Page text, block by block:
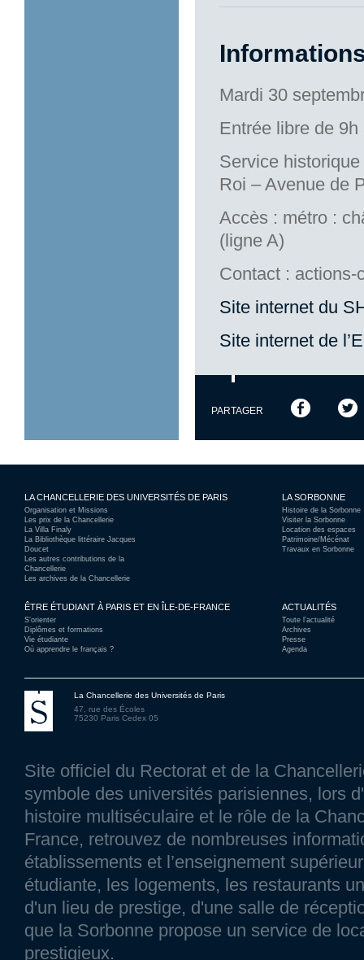
Mardi 30
Entrée libre de 9h
Service
Roi – Avenue de
Accès : métro :
(ligne A)
Contact : actions-
Site internet du
Site internet de
PARTAGER
LA CHANCELLERIE DES UNIVERSITÉS DE PARIS
Organisation et Missions
Les prix de la Chancellerie
La Villa Finaly
La Bibliothèque littéraire Jacques
Doucet
Les autres contributions de la
Chancellerie
Les archives de la Chancellerie
LA SORBONNE
Histoire de la Sorbonne
Visiter la Sorbonne
Location des espaces
Patrimoine/Mécénat
Travaux en Sorbonne
ÊTRE ÉTUDIANT À PARIS ET EN ÎLE-DE-FRANCE
S’orienter
Diplômes et formations
Vie étudiante
Où apprendre le français ?
ACTUALITÉS
Toute l’actualité
Archives
Presse
Agenda
La Chancellerie des Universités de Paris
47, rue des Écoles
75230 Paris Cedex 05
Site officiel du Rectorat et de la
symbole des universités parisiennes, lors
histoire multiséculaire et le rôle de la
France, retrouvez de nombreuses
établissements et l’enseignement
étudiante, les logements, les restaurants
d'un lieu de prestige, d'une salle de
que la Sorbonne propose un service de
prestigieux.